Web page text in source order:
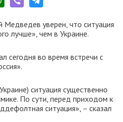
уверен, что ситуация
лучше», чем в Украине.
сегодня во время встречи с
ситуация существенно
По сути, перед приходом к
ситуация», – сказал